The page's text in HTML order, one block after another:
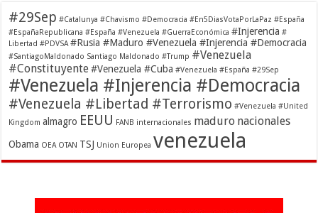
#29Sep #Catalunya #Chavismo #Democracia #En5DiasVotaPorLaPaz #España
#EspañaRepublicana #España #Venezuela #GuerraEconómica #Injerencia #
Libertad #PDVSA #Rusia #Maduro #Venezuela #Injerencia #Democracia
#SantiagoMaldonado Santiago Maldonado #Trump #Venezuela
#Constituyente #Venezuela #Cuba #Venezuela #España #29Sep
#Venezuela #Injerencia #Democracia
#Venezuela #Libertad #Terrorismo #Venezuela #United
Kingdom almagro EEUU FANB internacionales maduro nacionales
Obama OEA OTAN TSJ Union Europea venezuela